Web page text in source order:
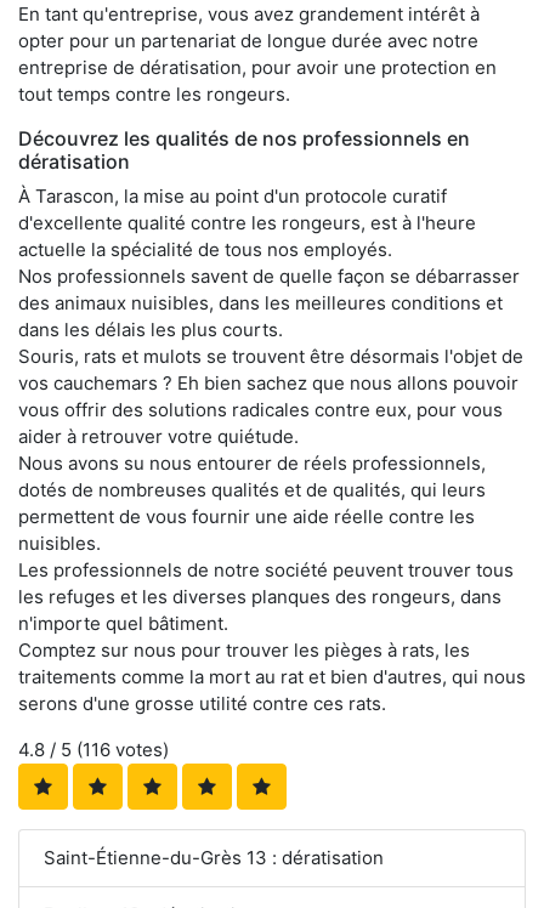
En tant qu'entreprise, vous avez grandement intérêt à
opter pour un partenariat de longue durée avec notre
entreprise de dératisation, pour avoir une protection en
tout temps contre les rongeurs.
Découvrez les qualités de nos professionnels en
dératisation
À Tarascon, la mise au point d'un protocole curatif
d'excellente qualité contre les rongeurs, est à l'heure
actuelle la spécialité de tous nos employés.
Nos professionnels savent de quelle façon se débarrasser
des animaux nuisibles, dans les meilleures conditions et
dans les délais les plus courts.
Souris, rats et mulots se trouvent être désormais l'objet de
vos cauchemars ? Eh bien sachez que nous allons pouvoir
vous offrir des solutions radicales contre eux, pour vous
aider à retrouver votre quiétude.
Nous avons su nous entourer de réels professionnels,
dotés de nombreuses qualités et de qualités, qui leurs
permettent de vous fournir une aide réelle contre les
nuisibles.
Les professionnels de notre société peuvent trouver tous
les refuges et les diverses planques des rongeurs, dans
n'importe quel bâtiment.
Comptez sur nous pour trouver les pièges à rats, les
traitements comme la mort au rat et bien d'autres, qui nous
serons d'une grosse utilité contre ces rats.
4.8 / 5 (116 votes)
Saint-Étienne-du-Grès 13 : dératisation